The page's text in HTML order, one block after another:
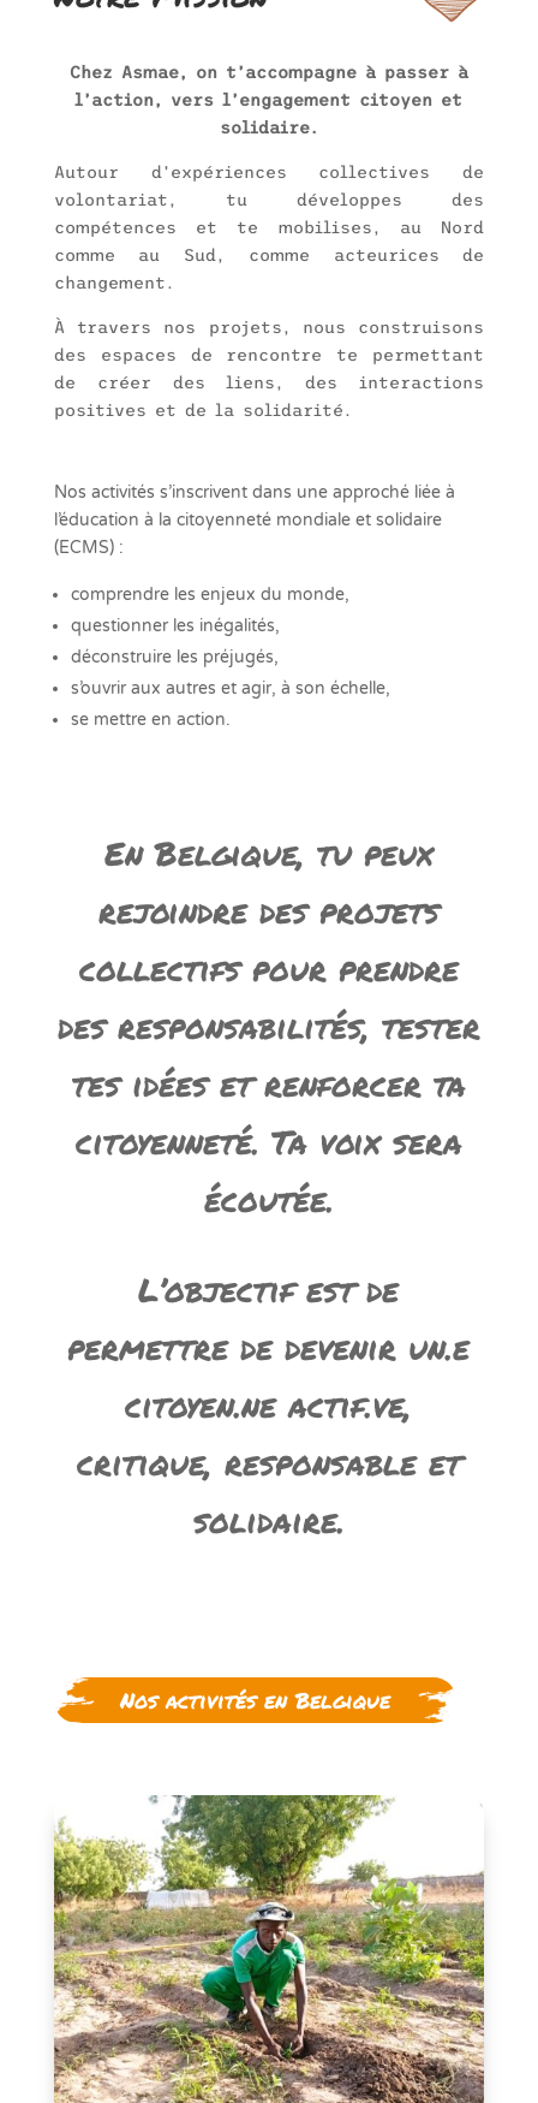
Chez Asmae, on t’accompagne à passer à
l’action, vers l’engagement citoyen et
solidaire.
Autour d’expériences collectives de
volontariat, tu développes des
compétences et te mobilises, au Nord
comme au Sud, comme acteurices de
changement.
À travers nos projets, nous construisons
des espaces de rencontre te permettant
de créer des liens, des interactions
positives et de la solidarité.
Nos activités s’inscrivent dans une approché liée à
l’éducation à la citoyenneté mondiale et solidaire
(ECMS) :
comprendre les enjeux du monde,
questionner les inégalités,
déconstruire les préjugés,
s’ouvrir aux autres et agir, à son échelle,
se mettre en action.
En Belgique, tu peux
rejoindre des projets
collectifs pour prendre
des responsabilités, tester
tes idées et renforcer ta
citoyenneté. Ta voix sera
écoutée.
L’objectif est de
permettre de devenir un.e
citoyen.ne actif.ve,
critique, responsable et
solidaire.
Nos activités en Belgique